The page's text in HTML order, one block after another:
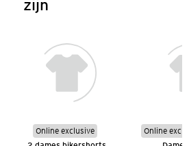
zijn
Online exclusive
Online